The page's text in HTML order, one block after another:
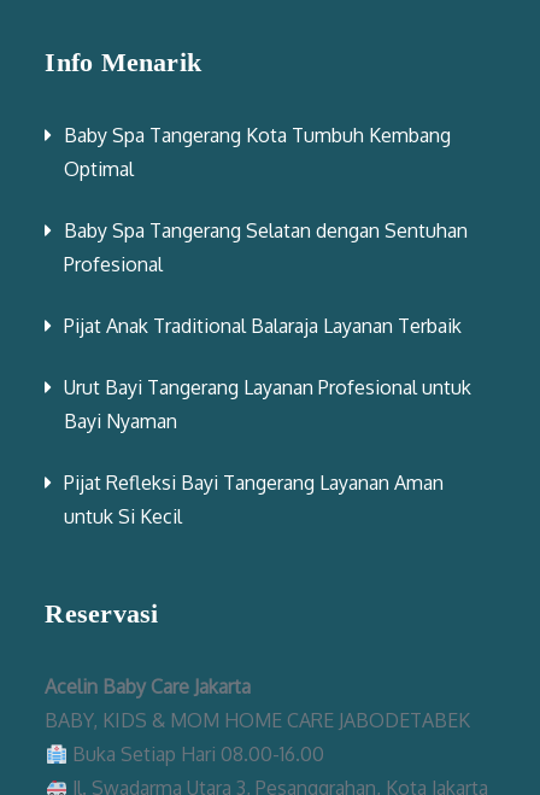
Info Menarik
Baby Spa Tangerang Kota Tumbuh Kembang
Optimal
Baby Spa Tangerang Selatan dengan Sentuhan
Profesional
Pijat Anak Traditional Balaraja Layanan Terbaik
Urut Bayi Tangerang Layanan Profesional untuk
Bayi Nyaman
Pijat Refleksi Bayi Tangerang Layanan Aman
untuk Si Kecil
Reservasi
Acelin Baby Care Jakarta
BABY, KIDS & MOM HOME CARE JABODETABEK
Buka Setiap Hari 08.00-16.00
Jl. Swadarma Utara 3, Pesanggrahan, Kota Jakarta